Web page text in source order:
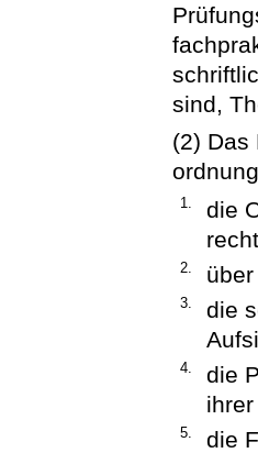
sind,
(2) Das
1.
die
2.
3.
die
4.
die
5.
die